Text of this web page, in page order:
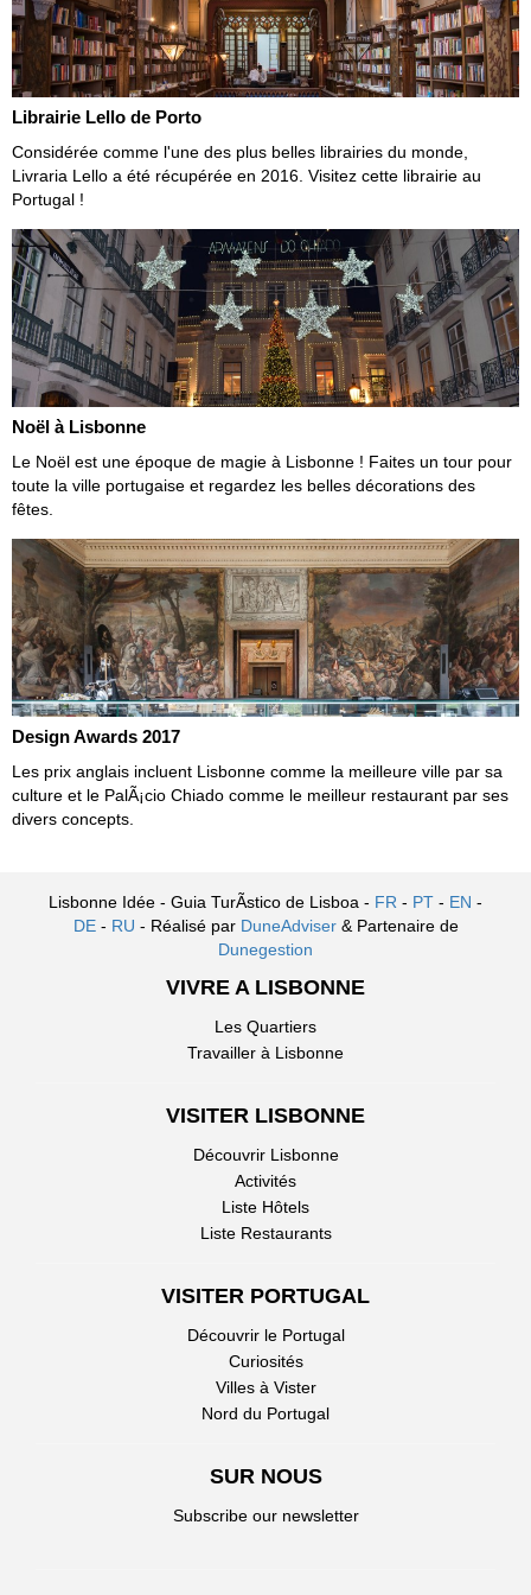
Librairie Lello de Porto
Considérée comme l'une des plus belles librairies du monde,
Livraria Lello a été récupérée en 2016. Visitez cette librairie au
Portugal !
Noël à Lisbonne
Le Noël est une époque de magie à Lisbonne ! Faites un tour pour
toute la ville portugaise et regardez les belles décorations des
fêtes.
Design Awards 2017
Les prix anglais incluent Lisbonne comme la meilleure ville par sa
culture et le PalÃ¡cio Chiado comme le meilleur restaurant par ses
divers concepts.
Lisbonne Idée - Guia TurÃ­stico de Lisboa - FR - PT - EN -
DE- RU - Réalisé par DuneAdviser & Partenaire de
Dunegestion
VIVRE A LISBONNE
Les Quartiers
Travailler à Lisbonne
VISITER LISBONNE
Découvrir Lisbonne
Activités
Liste Hôtels
Liste Restaurants
VISITER PORTUGAL
Découvrir le Portugal
Curiosités
Villes à Vister
Nord du Portugal
SUR NOUS
Subscribe our newsletter